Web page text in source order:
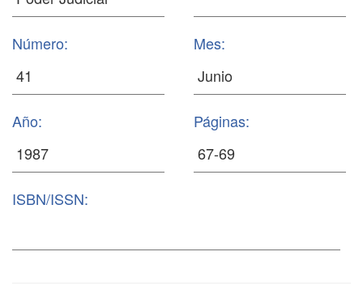
Número: Mes:
Año: Páginas:
ISBN/ISSN: